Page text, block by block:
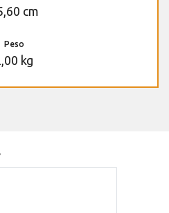
cm
Peso
kg